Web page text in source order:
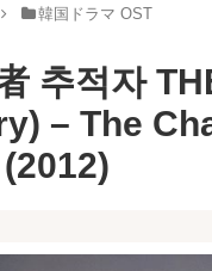
韓国ドラマ OST
추적자
– The